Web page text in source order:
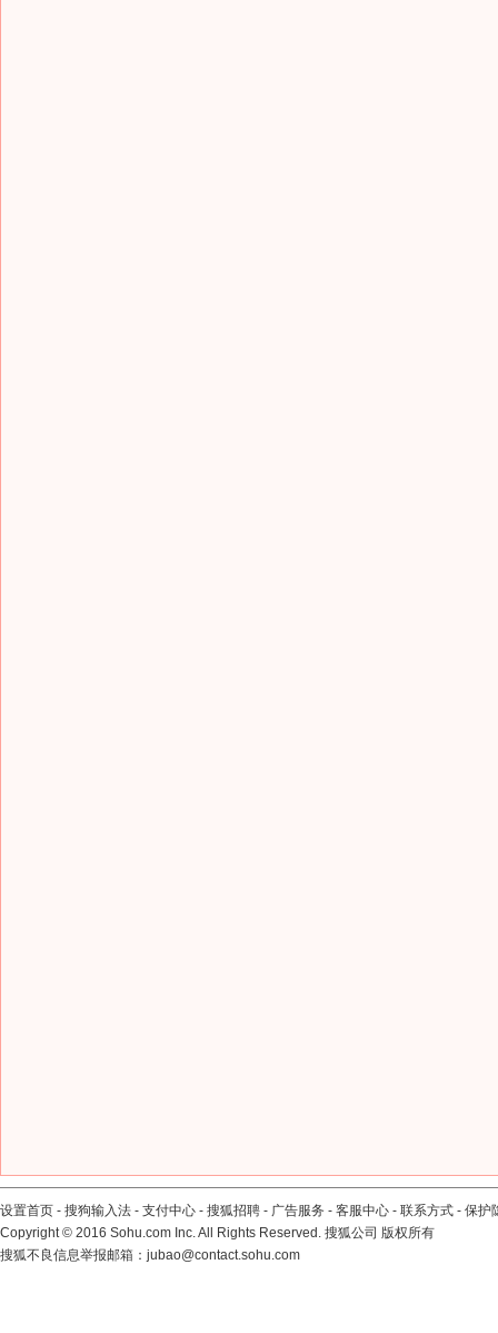
设置首页 - 搜狗输入法 - 支付中心 - 搜狐招聘 - 广告服务 - 客服中心 - 联系方式 - 保护
Copyright© 2016 Sohu.com Inc. All Rights Reserved. 搜狐公司 版权所有
搜狐不良信息举报邮箱： jubao@contact.sohu.com